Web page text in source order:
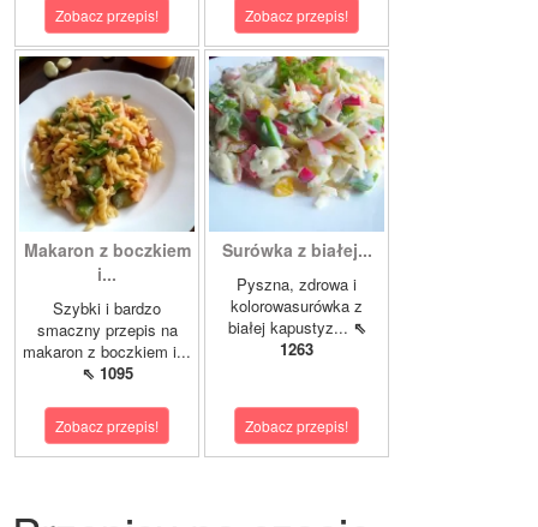
Zobacz przepis! Zobacz przepis!
Makaron z boczkiem
i...
Szybki i bardzo
smaczny przepis na
makaron z boczkiem i...
⇖ 1095
Zobacz przepis!
Surówka z białej...
Pyszna, zdrowa i
kolorowasurówka z
białej kapustyz... ⇖
1263
Zobacz przepis!